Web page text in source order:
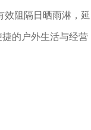
效阻隔日晒雨淋，延
的户外生活与经营